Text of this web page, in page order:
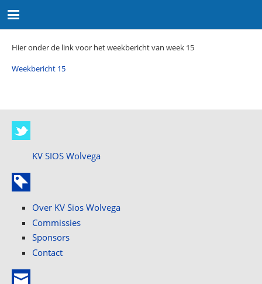
Hier onder de link voor het weekbericht van week 15
Weekbericht 15
KV SIOS Wolvega
Over KV Sios Wolvega
Commissies
Sponsors
Contact